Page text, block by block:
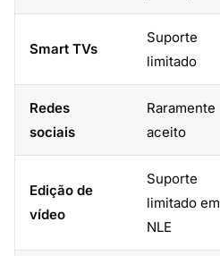
Smart TVs
Suporte
limitado
Redes
sociais
Raramente
aceito
Edição de
vídeo
Suporte
limitado em
NLE